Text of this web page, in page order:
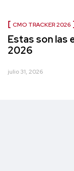
CMO TRACKER 2026
Estas son las
2026
julio 31, 2026